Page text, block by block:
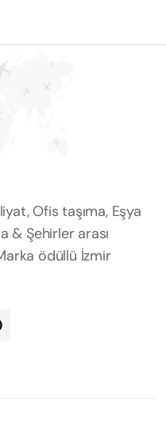
Ofis taşıma, Eşya
& Şehirler arası
ödüllü İzmir